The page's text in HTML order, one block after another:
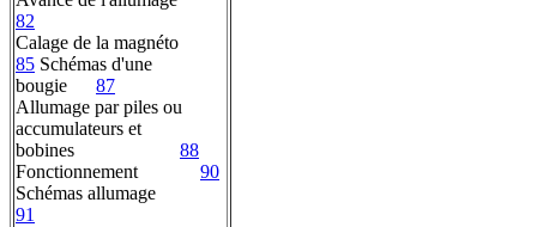
82
Calage de la magnéto
85 Schémas d'une
bougie 87
Allumage par piles ou
accumulateurs et
bobines 88
Fonctionnement 90
Schémas allumage
91